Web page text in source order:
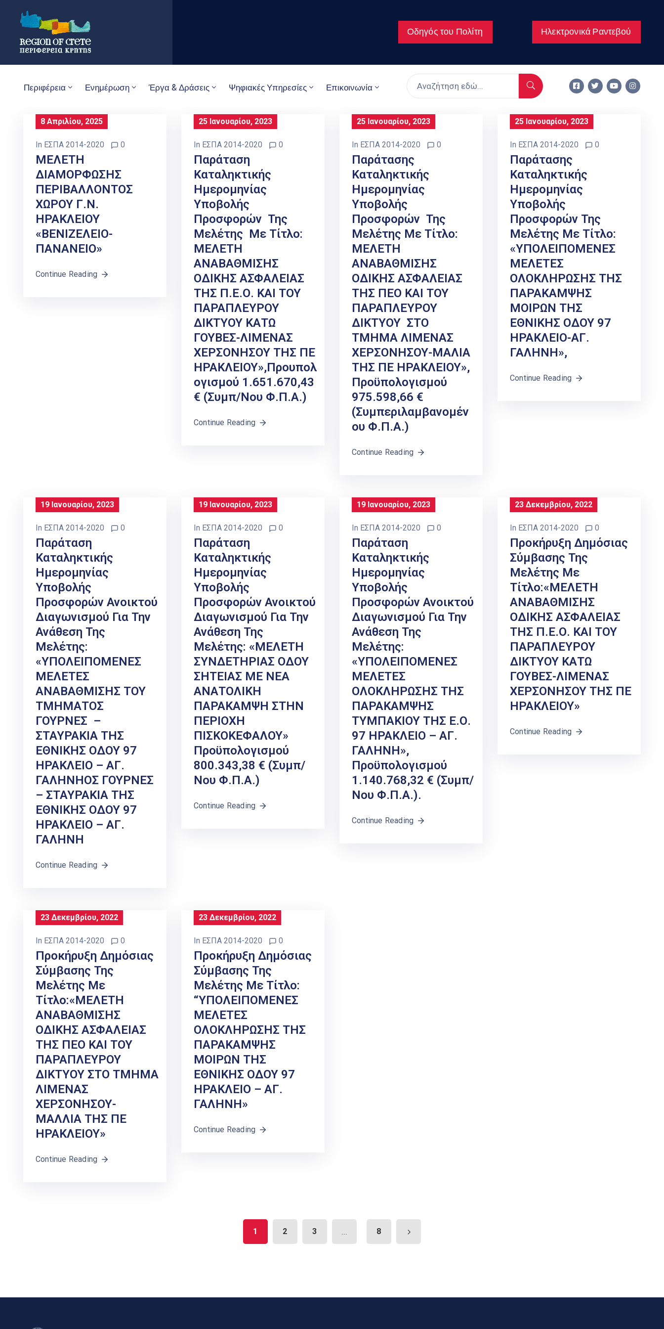
Οδηγός του Πολίτη Ηλεκτρονικά Ραντεβού
Περιφέρεια Ενημέρωση Έργα & Δράσεις Ψηφιακές Υπηρεσίες Επικοινωνία
8 Απριλίου, 2025
In ΕΣΠΑ 2014-2020 0
ΜΕΛΕΤΗ
ΔΙΑΜΟΡΦΩΣΗΣ
ΠΕΡΙΒΑΛΛΟΝΤΟΣ
ΧΩΡΟΥ Γ.Ν.
ΗΡΑΚΛΕΙΟΥ
«ΒΕΝΙΖΕΛΕΙΟ-
ΠΑΝΑΝΕΙΟ»
Continue Reading
25 Ιανουαρίου, 2023
In ΕΣΠΑ 2014-2020 0
Παράταση
Καταληκτικής
Ημερομηνίας
Υποβολής
Προσφορών Της
Μελέτης Με Τίτλο:
ΜΕΛΕΤΗ
ΑΝΑΒΑΘΜΙΣΗΣ
ΟΔΙΚΗΣ ΑΣΦΑΛΕΙΑΣ
ΤΗΣ Π.Ε.Ο. ΚΑΙ ΤΟΥ
ΠΑΡΑΠΛΕΥΡΟΥ
ΔΙΚΤΥΟΥ ΚΑΤΩ
ΓΟΥΒΕΣ-ΛΙΜΕΝΑΣ
ΧΕΡΣΟΝΗΣΟΥ ΤΗΣ ΠΕ
ΗΡΑΚΛΕΙΟΥ»,προυπολ
Ογισμού 1.651.670,43
€ (συμπ/νου Φ.Π.Α.)
Continue Reading
25 Ιανουαρίου, 2023
In ΕΣΠΑ 2014-2020 0
Παράτασης
Καταληκτικής
Ημερομηνίας
Υποβολής
Προσφορών Της
Μελέτης Με Τίτλο:
ΜΕΛΕΤΗ
ΑΝΑΒΑΘΜΙΣΗΣ
ΟΔΙΚΗΣ ΑΣΦΑΛΕΙΑΣ
ΤΗΣ ΠΕΟ ΚΑΙ ΤΟΥ
ΠΑΡΑΠΛΕΥΡΟΥ
ΔΙΚΤΥΟΥ ΣΤΟ
ΤΜΗΜΑ ΛΙΜΕΝΑΣ
ΧΕΡΣΟΝΗΣΟΥ-ΜΑΛΙΑ
ΤΗΣ ΠΕ ΗΡΑΚΛΕΙΟΥ»,
Προϋπολογισμού
975.598,66 €
(συμπεριλαμβανομέν
Ου Φ.Π.Α.)
Continue Reading
25 Ιανουαρίου, 2023
In ΕΣΠΑ 2014-2020 0
Παράτασης
Καταληκτικής
Ημερομηνίας
Υποβολής
Προσφορών Της
Μελέτης Με Τίτλο:
«ΥΠΟΛΕΙΠΟΜΕΝΕΣ
ΜΕΛΕΤΕΣ
ΟΛΟΚΛΗΡΩΣΗΣ ΤΗΣ
ΠΑΡΑΚΑΜΨΗΣ
ΜΟΙΡΩΝ ΤΗΣ
ΕΘΝΙΚΗΣ ΟΔΟΥ 97
ΗΡΑΚΛΕΙΟ-ΑΓ.
ΓΑΛΗΝΗ»,
Continue Reading
19 Ιανουαρίου, 2023
In ΕΣΠΑ 2014-2020 0
Παράταση
Καταληκτικής
Ημερομηνίας
Υποβολής
Προσφορών Ανοικτού
Διαγωνισμού Για Την
Ανάθεση Της
Μελέτης:
«ΥΠΟΛΕΙΠΟΜΕΝΕΣ
ΜΕΛΕΤΕΣ
ΑΝΑΒΑΘΜΙΣΗΣ ΤΟΥ
ΤΜΗΜΑΤΟΣ
ΓΟΥΡΝΕΣ –
ΣΤΑΥΡΑΚΙΑ ΤΗΣ
ΕΘΝΙΚΗΣ ΟΔΟΥ 97
ΗΡΑΚΛΕΙΟ – ΑΓ.
ΓΑΛΗΝΗΟΣ ΓΟΥΡΝΕΣ
– ΣΤΑΥΡΑΚΙΑ ΤΗΣ
ΕΘΝΙΚΗΣ ΟΔΟΥ 97
ΗΡΑΚΛΕΙΟ – ΑΓ.
ΓΑΛΗΝΗ
Continue Reading
19 Ιανουαρίου, 2023
In ΕΣΠΑ 2014-2020 0
Παράταση
Καταληκτικής
Ημερομηνίας
Υποβολής
Προσφορών Ανοικτού
Διαγωνισμού Για Την
Ανάθεση Της
Μελέτης: «ΜΕΛΕΤΗ
ΣΥΝΔΕΤΗΡΙΑΣ ΟΔΟΥ
ΣΗΤΕΙΑΣ ΜΕ ΝΕΑ
ΑΝΑΤΟΛΙΚΗ
ΠΑΡΑΚΑΜΨΗ ΣΤΗΝ
ΠΕΡΙΟΧΗ
ΠΙΣΚΟΚΕΦΑΛΟΥ»
Προϋπολογισμού
800.343,38 € (συμπ/
Νου Φ.Π.Α.)
Continue Reading
19 Ιανουαρίου, 2023
In ΕΣΠΑ 2014-2020 0
Παράταση
Καταληκτικής
Ημερομηνίας
Υποβολής
Προσφορών Ανοικτού
Διαγωνισμού Για Την
Ανάθεση Της
Μελέτης:
«ΥΠΟΛΕΙΠΟΜΕΝΕΣ
ΜΕΛΕΤΕΣ
ΟΛΟΚΛΗΡΩΣΗΣ ΤΗΣ
ΠΑΡΑΚΑΜΨΗΣ
ΤΥΜΠΑΚΙΟΥ ΤΗΣ Ε.Ο.
97 ΗΡΑΚΛΕΙΟ – ΑΓ.
ΓΑΛΗΝΗ»,
Προϋπολογισμού
1.140.768,32 € (συμπ/
Νου Φ.Π.Α.).
Continue Reading
23 Δεκεμβρίου, 2022
In ΕΣΠΑ 2014-2020 0
Προκήρυξη Δημόσιας
Σύμβασης Της
Μελέτης Με
Τίτλο:«ΜΕΛΕΤΗ
ΑΝΑΒΑΘΜΙΣΗΣ
ΟΔΙΚΗΣ ΑΣΦΑΛΕΙΑΣ
ΤΗΣ Π.Ε.Ο. ΚΑΙ ΤΟΥ
ΠΑΡΑΠΛΕΥΡΟΥ
ΔΙΚΤΥΟΥ ΚΑΤΩ
ΓΟΥΒΕΣ-ΛΙΜΕΝΑΣ
ΧΕΡΣΟΝΗΣΟΥ ΤΗΣ ΠΕ
ΗΡΑΚΛΕΙΟΥ»
Continue Reading
23 Δεκεμβρίου, 2022
In ΕΣΠΑ 2014-2020 0
Προκήρυξη Δημόσιας
Σύμβασης Της
Μελέτης Με
Τίτλο:«ΜΕΛΕΤΗ
ΑΝΑΒΑΘΜΙΣΗΣ
ΟΔΙΚΗΣ ΑΣΦΑΛΕΙΑΣ
ΤΗΣ ΠΕΟ ΚΑΙ ΤΟΥ
ΠΑΡΑΠΛΕΥΡΟΥ
ΔΙΚΤΥΟΥ ΣΤΟ ΤΜΗΜΑ
ΛΙΜΕΝΑΣ
ΧΕΡΣΟΝΗΣΟΥ-
ΜΑΛΛΙΑ ΤΗΣ ΠΕ
ΗΡΑΚΛΕΙΟΥ»
Continue Reading
23 Δεκεμβρίου, 2022
In ΕΣΠΑ 2014-2020 0
Προκήρυξη Δημόσιας
Σύμβασης Της
Μελέτης Με Τίτλο:
“ΥΠΟΛΕΙΠΟΜΕΝΕΣ
ΜΕΛΕΤΕΣ
ΟΛΟΚΛΗΡΩΣΗΣ ΤΗΣ
ΠΑΡΑΚΑΜΨΗΣ
ΜΟΙΡΩΝ ΤΗΣ
ΕΘΝΙΚΗΣ ΟΔΟΥ 97
ΗΡΑΚΛΕΙΟ – ΑΓ.
ΓΑΛΗΝΗ»
Continue Reading
1 2 3 ... 8